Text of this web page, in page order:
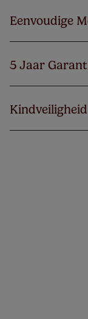
Eenvoudige
5 Jaar
Kindveiligheid